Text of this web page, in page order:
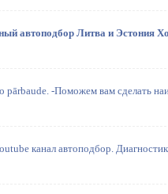
автоподбор Литва и Эстония
pārbaude. -Поможем вам сделать
канал автоподбор.